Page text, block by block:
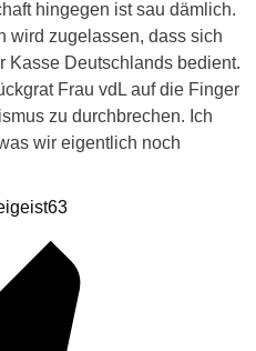
hingegen ist sau dämlich.
wird zugelassen, dass sich
Kasse Deutschlands bedient.
Frau vdL auf die Finger
zu durchbrechen. Ich
wir eigentlich noch